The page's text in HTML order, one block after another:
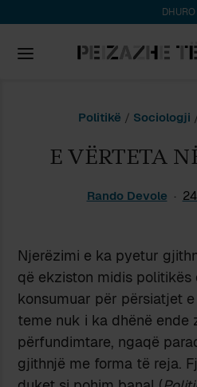
DHURO
Politikë / Sociologji
E VËRTETA
Rando Devole
Njerëzimi e ka pyetur
që ekziston midis politikës
konsumuar për përsiatjet
teme nuk i ka dhënë ende
përfundimtare, ngaqë
gjithnjë me forma të reja.